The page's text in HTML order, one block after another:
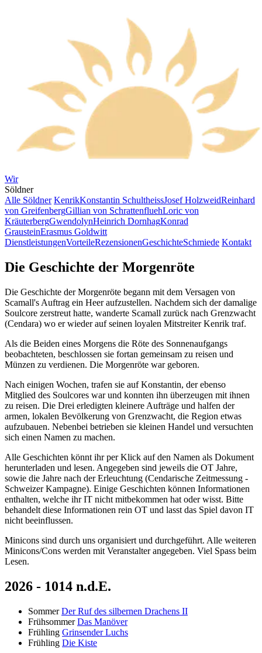
Wir
Söldner
Alle Söldner KenrikKonstantin SchultheissJosef HolzweidReinhard
von GreifenbergGillian von SchrattenfluehLoric von
KräuterbergGwendolynHeinrich DornhagKonrad
GrausteinErasmus Goldwitt
DienstleistungenVorteileRezensionenGeschichteSchmiede Kontakt
Die Geschichte der Morgenröte
Die Geschichte der Morgenröte begann mit dem Versagen von
Scamall's Auftrag ein Heer aufzustellen. Nachdem sich der damalige
Soulcore zerstreut hatte, wanderte Scamall zurück nach Grenzwacht
(Cendara) wo er wieder auf seinen loyalen Mitstreiter Kenrik traf.
Als die Beiden eines Morgens die Röte des Sonnenaufgangs
beobachteten, beschlossen sie fortan gemeinsam zu reisen und
Münzen zu verdienen. Die Morgenröte war geboren.
Nach einigen Wochen, trafen sie auf Konstantin, der ebenso
Mitglied des Soulcores war und konnten ihn überzeugen mit ihnen
zu reisen. Die Drei erledigten kleinere Aufträge und halfen der
armen, lokalen Bevölkerung von Grenzwacht, die Region etwas
aufzubauen. Nebenbei betrieben sie kleinen Handel und versuchten
sich einen Namen zu machen.
Alle Geschichten könnt ihr per Klick auf den Namen als Dokument
herunterladen und lesen. Angegeben sind jeweils die OT Jahre,
sowie die Jahre nach der Erleuchtung (Cendarische Zeitmessung -
Schweizer Kampagne). Einige Geschichten können Informationen
enthalten, welche ihr IT nicht mitbekommen hat oder wisst. Bitte
behandelt diese Informationen rein OT und lasst das Spiel davon IT
nicht beeinflussen.
Minicons sind durch uns organisiert und durchgeführt. Alle weiteren
Minicons/Cons werden mit Veranstalter angegeben. Viel Spass beim
Lesen.
2026 - 1014 n.d.E.
Sommer Der Ruf des silbernen Drachens II
Frühsommer Das Manöver
Frühling Grinsender Luchs
Frühling Die Kiste